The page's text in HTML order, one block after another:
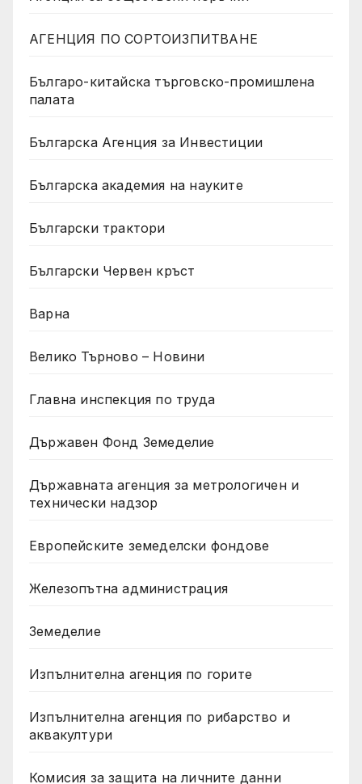
АГЕНЦИЯ ПО СОРТОИЗПИТВАНЕ
Българо-китайска търговско-промишлена
палата
Българска Агенция за Инвестиции
Българска академия на науките
Български трактори
Български Червен кръст
Варна
Велико Търново – Новини
Главна инспекция по труда
Държавен Фонд Земеделие
Държавната агенция за метрологичен и
технически надзор
Европейските земеделски фондове
Железопътна администрация
Земеделие
Изпълнителна агенция по горите
Изпълнителна агенция по рибарство и
аквакултури
Комисия за защита на личните данни